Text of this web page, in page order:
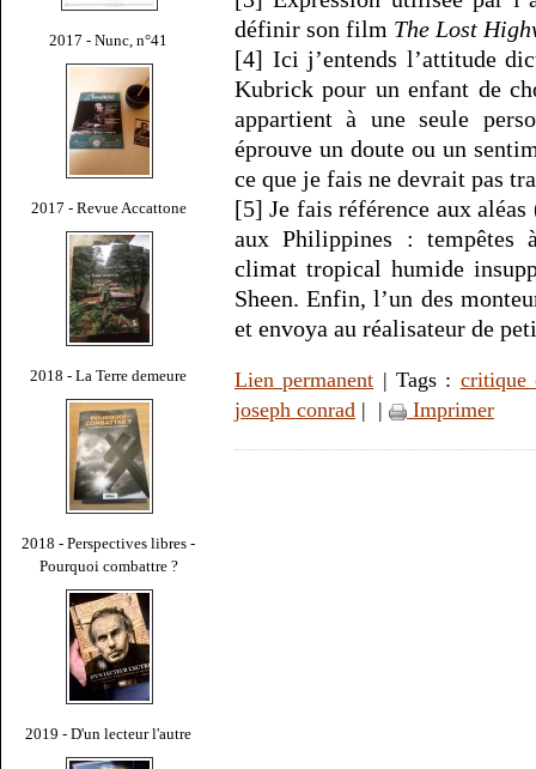
2017 - Nunc, n°41
2017 - Revue Accattone
2018 - La Terre demeure
2018 - Perspectives libres -
Pourquoi combattre ?
2019 - D'un lecteur l'autre
définir son film The Lost
[4] Ici j’entends l’attitude
Kubrick pour un enfant de
appartient à une seule
éprouve un doute ou un
ce que je fais ne devrait pas
[5] Je fais référence aux
aux Philippines : tempêtes
climat tropical humide
Sheen. Enfin, l’un des
et envoya au réalisateur de
Lien permanent | Tags : critique
joseph conrad | | Imprimer